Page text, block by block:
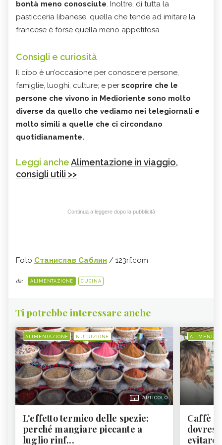
bontà meno conosciute. Inoltre, di tutta la
pasticceria libanese, quella che tende ad imitare la
francese è forse quella meno appetitosa.
Consigli e curiosità
Il cibo è un’occasione per conoscere persone,
famiglie, luoghi, culture; e per scoprire che le
persone che vivono in Medioriente sono molto
diverse da quello che vediamo nei telegiornali e
molto simili a quelle che ci circondano
quotidianamente.
Leggi ancheAlimentazione in viaggio,
consigli utili >>
Continua a leggere dopo la pubblicità
Foto Станислав Саблин / 123rf.com
da: ALIMENTAZIONE CUCINA
Ti potrebbe interessare anche
ALIMENTAZIONE NUTRIZIONE
ARTICOLO
L'effetto termico delle spezie:
perché mangiare piccante a
luglio rinf...
Caffè
evitare